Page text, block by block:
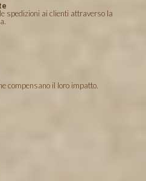
spedizioni ai clienti attraverso la
compensano il loro impatto.